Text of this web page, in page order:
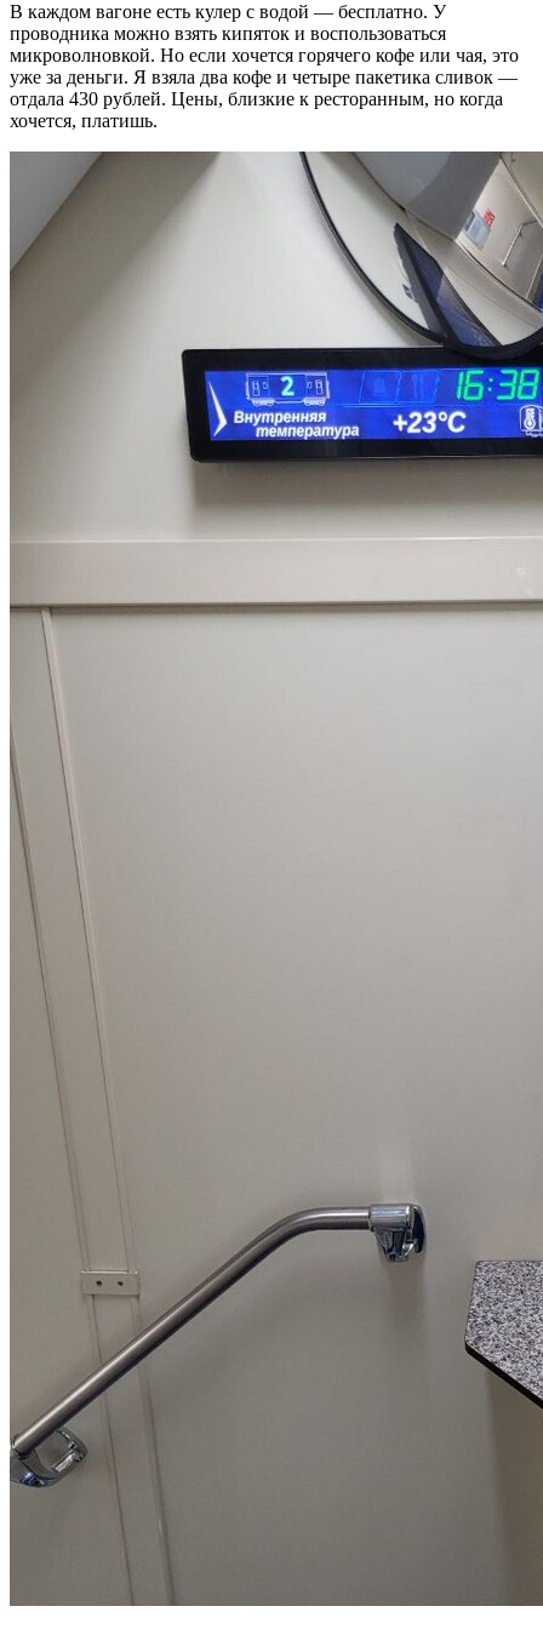
В каждом вагоне есть кулер с водой — бесплатно. У
проводника можно взять кипяток и воспользоваться
микроволновкой. Но если хочется горячего кофе или чая, это
уже за деньги. Я взяла два кофе и четыре пакетика сливок —
отдала 430 рублей. Цены, близкие к ресторанным, но когда
хочется, платишь.